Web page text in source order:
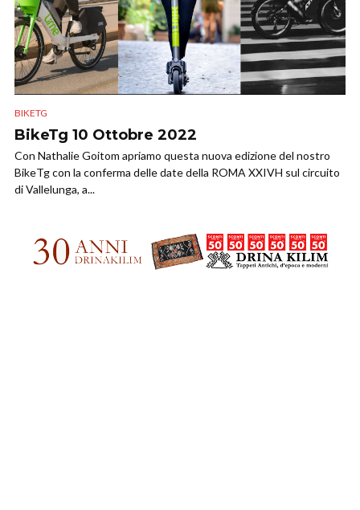
BIKETG
BikeTg 10 Ottobre 2022
Con Nathalie Goitom apriamo questa nuova edizione del nostro
BikeTg con la conferma delle date della ROMA XXIVH sul circuito
di Vallelunga, a...